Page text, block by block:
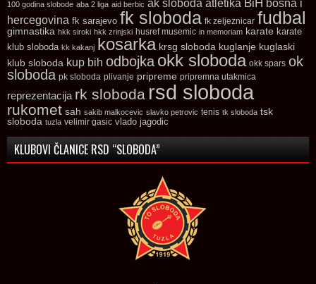
100 godina slobode aba 2 liga aid berbic BiH
hercegovina fk sarajevo fk sloboda fk zeljeznicar fudbal
gimnastika hkk siroki hkk zrinjski husref musemic in memoriam karate karate
klub sloboda kk kakanj kosarka krsg sloboda kuglanje kuglaski
klub sloboda kup bih odbojka okk sloboda okk spars ok
sloboda pk sloboda plivanje pripreme pripremna utakmica
reprezentacija rk sloboda rsd sloboda
rukomet sah sakib malkocevic slavko petrovic tenis tk sloboda tsk
sloboda tuzla velimir gasic vlado jagodic
KLUBOVI ČLANICE RSD “SLOBODA”